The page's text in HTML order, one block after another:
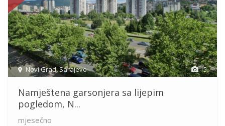
15
Novi Grad,Sarajevo
Namještena garsonjera sa lijepim
pogledom, N...
mjesečno